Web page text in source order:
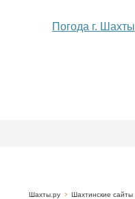
Погода г. Шахты
Шахты.ру Шахтинские сайты